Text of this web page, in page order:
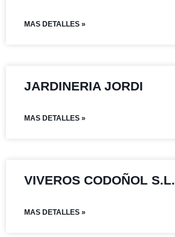
MAS DETALLES »
JARDINERIA JORDI
MAS DETALLES »
VIVEROS CODOÑOL S.L.
MAS DETALLES »